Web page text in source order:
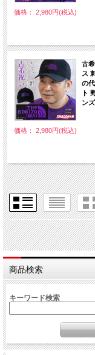
価格： 2,980円(税込)
古
ス
の
ト
ン
価格： 2,980円(税込)
商品検索
キーワード検索